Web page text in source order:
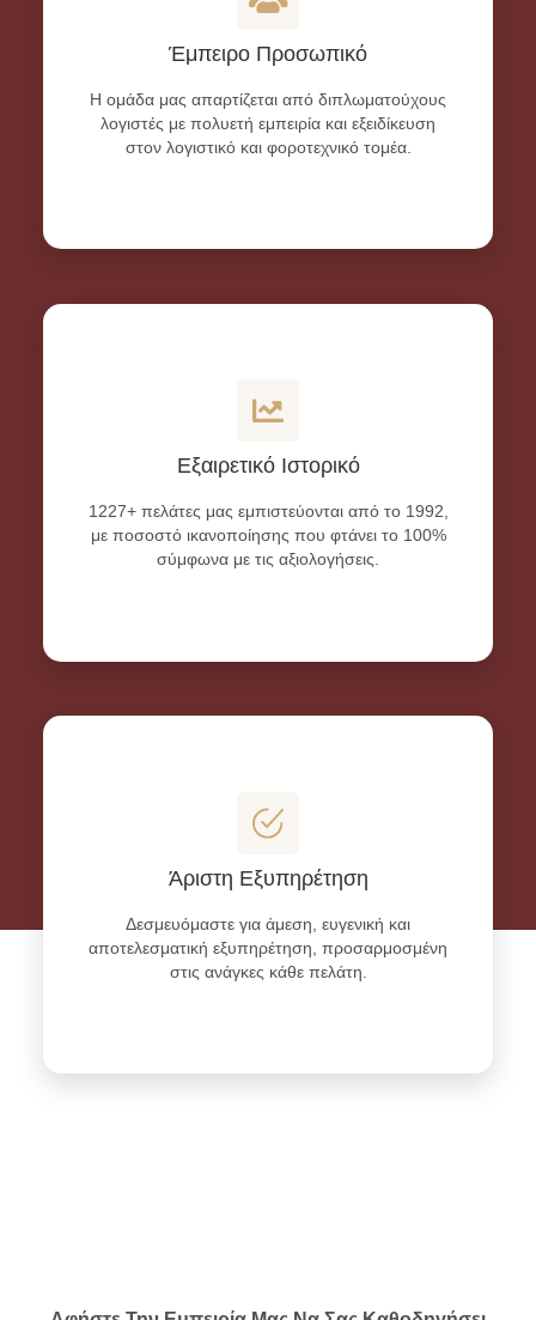
Έμπειρο Προσωπικό
Η ομάδα μας απαρτίζεται από διπλωματούχους
λογιστές με πολυετή εμπειρία και εξειδίκευση
στον λογιστικό και φοροτεχνικό τομέα.
Εξαιρετικό Ιστορικό
1227+ πελάτες μας εμπιστεύονται από το 1992,
με ποσοστό ικανοποίησης που φτάνει το 100%
σύμφωνα με τις αξιολογήσεις.
Άριστη Εξυπηρέτηση
Δεσμευόμαστε για άμεση, ευγενική και
αποτελεσματική εξυπηρέτηση, προσαρμοσμένη
στις ανάγκες κάθε πελάτη.